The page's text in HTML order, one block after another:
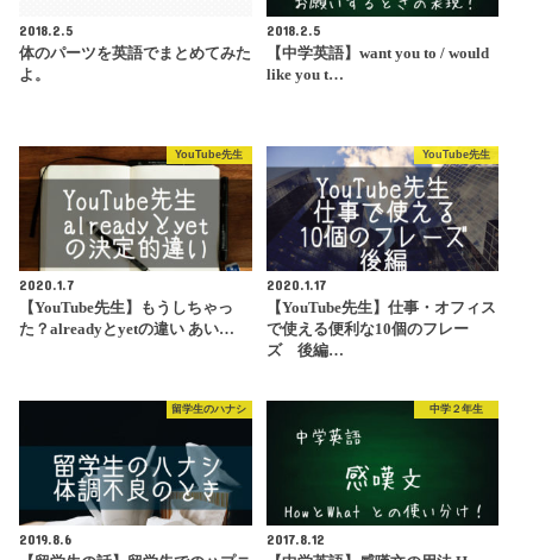
2018.2.5
体のパーツを英語でまとめてみた
よ。
2018.2.5
【中学英語】want you to / would
like you t…
YouTube先生
2020.1.7
【YouTube先生】もうしちゃっ
た？alreadyとyetの違い あい…
YouTube先生
2020.1.17
【YouTube先生】仕事・オフィス
で使える便利な10個のフレー
ズ 後編…
留学生のハナシ
2019.8.6
中学２年生
2017.8.12